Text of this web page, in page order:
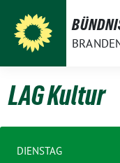
zum
Inhalt
LAG Kultur
DIENSTAG